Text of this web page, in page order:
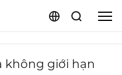
không giới hạn